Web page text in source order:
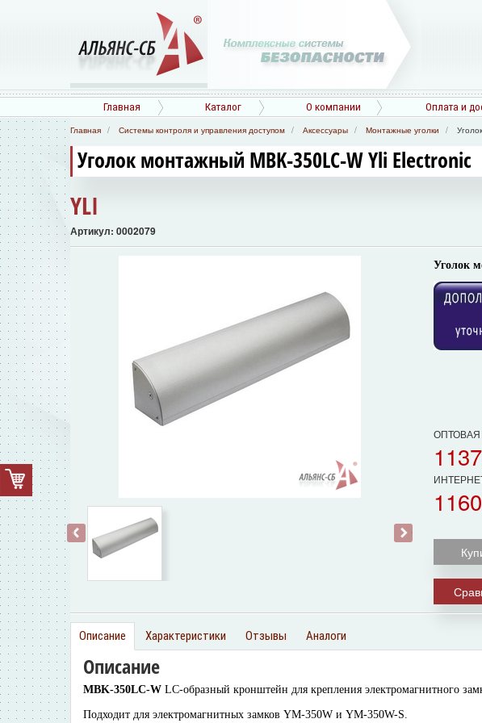
Главная Каталог О компании Оплата и
Главная Системы контроля и управления доступом Аксессуары Монтажные уголки
Уголок монтажный MBK-350LC-W Yli Electronic
YLI
Артикул: 0002079
‹ ›
Уголок
Описание Характеристики Отзывы Аналоги
Описание
MBK-350LC-W LC-oбразный кронштейн для крепления электромагнитного
Подходит для электромагнитных замков YM-350W и YM-350W-S.